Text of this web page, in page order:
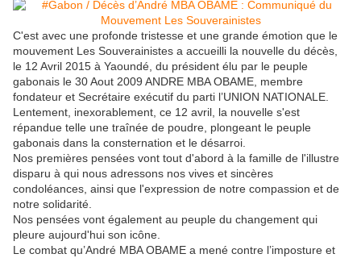
C'est avec une profonde tristesse et une grande émotion que le
mouvement Les Souverainistes a accueilli la nouvelle du décès,
le 12 Avril 2015 à Yaoundé, du président élu par le peuple
gabonais le 30 Aout 2009 ANDRE MBA OBAME, membre
fondateur et Secrétaire exécutif du parti l’UNION NATIONALE.
Lentement, inexorablement, ce 12 avril, la nouvelle s'est
répandue telle une traînée de poudre, plongeant le peuple
gabonais dans la consternation et le désarroi.
Nos premières pensées vont tout d'abord à la famille de l'illustre
disparu à qui nous adressons nos vives et sincères
condoléances, ainsi que l'expression de notre compassion et de
notre solidarité.
Nos pensées vont également au peuple du changement qui
pleure aujourd'hui son icône.
Le combat qu’André MBA OBAME a mené contre l’imposture et